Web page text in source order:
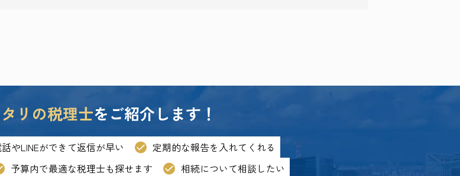
リの税理士をご紹介します！
やLINEができて返信が早い 定期的な報告を入れてくれる
予算内で最適な税理士も探せます 相続について相談したい